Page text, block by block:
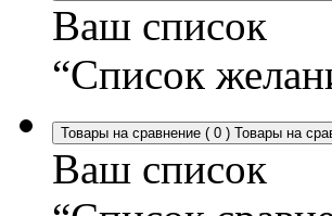
Ваш список
“Список
Товары на сравнение ( 0 ) Товары на
Ваш список